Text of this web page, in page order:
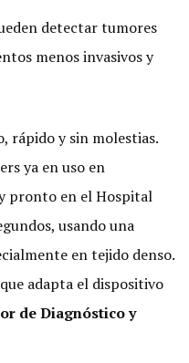
detectar tumores
menos invasivos y
rápido y sin molestias.
ya en uso en
pronto en el Hospital
usando una
en tejido denso.
adapta el dispositivo
de Diagnóstico y